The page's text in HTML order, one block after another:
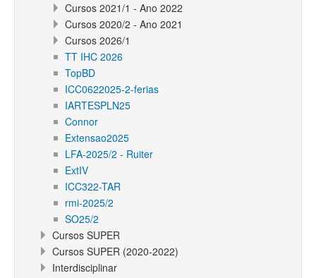
Cursos 2021/1 - Ano 2022
Cursos 2020/2 - Ano 2021
Cursos 2026/1
TT IHC 2026
TopBD
ICC0622025-2-ferias
IARTESPLN25
Connor
Extensao2025
LFA-2025/2 - Ruiter
ExtIV
ICC322-TAR
rmi-2025/2
SO25/2
Cursos SUPER
Cursos SUPER (2020-2022)
Interdisciplinar